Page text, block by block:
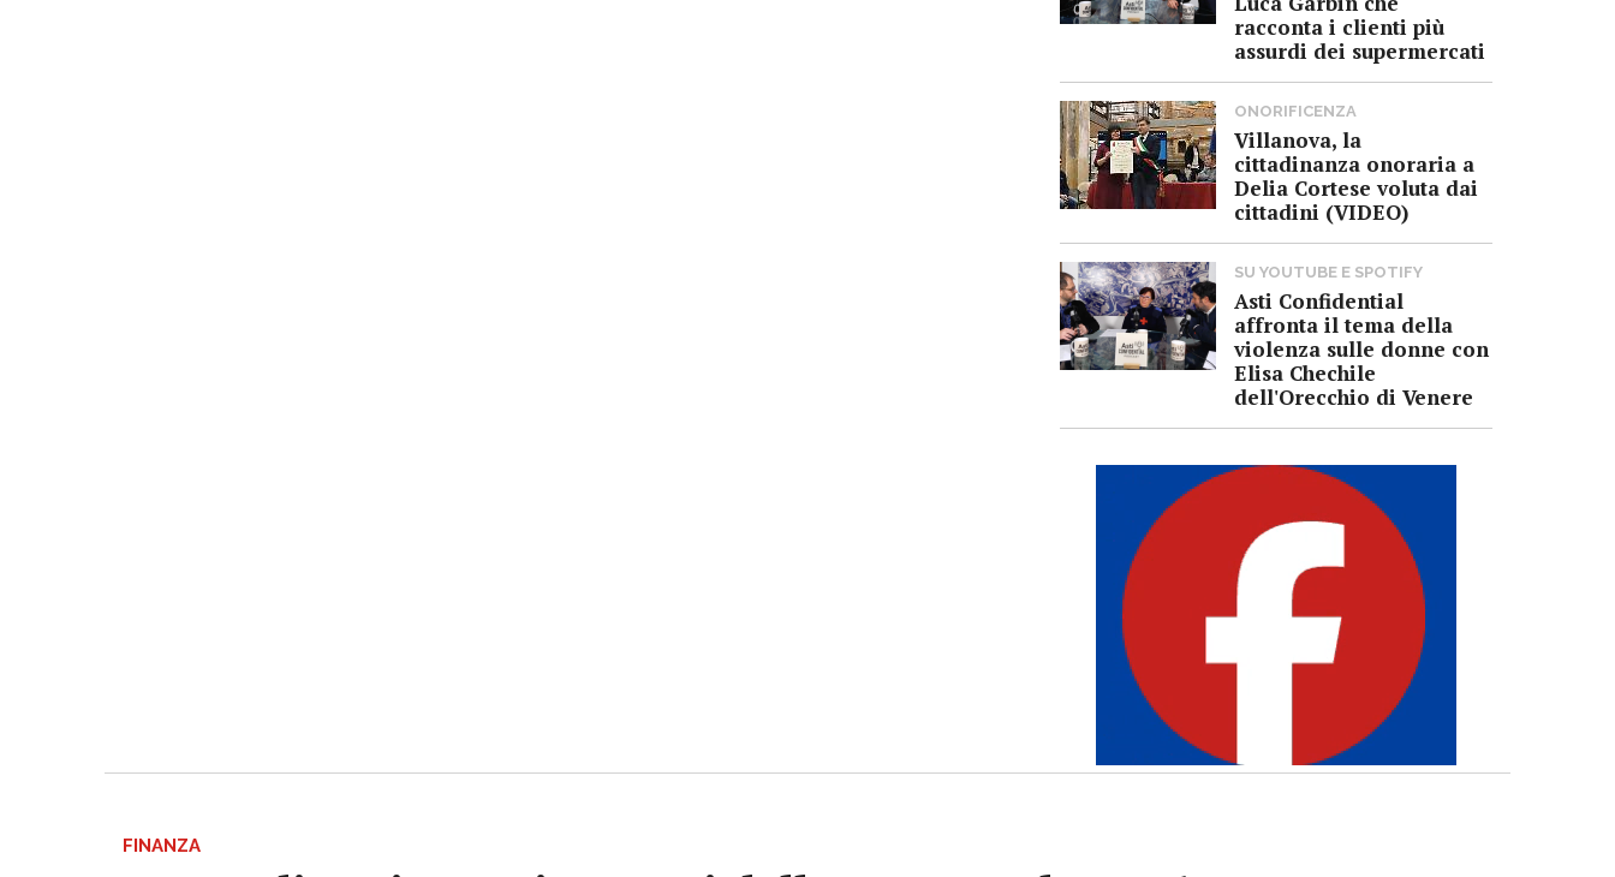
racconta i clienti più
assurdi dei supermercati
ONORIFICENZA
Villanova, la
cittadinanza onoraria a
Delia Cortese voluta dai
cittadini (VIDEO)
SU YOUTUBE E SPOTIFY
Asti Confidential
affronta il tema della
violenza sulle donne con
Elisa Chechile
dell'Orecchio di Venere
FINANZA